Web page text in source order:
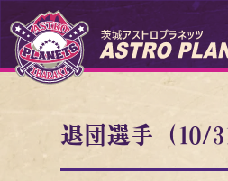
退団選手（10/